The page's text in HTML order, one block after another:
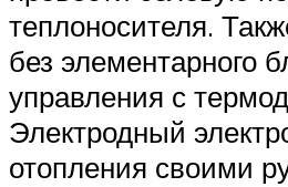
теплоносителя.
без элементарного
управления с
Электродный
отопления своими